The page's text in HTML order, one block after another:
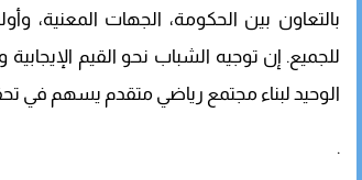
بالتعاون بين الحكومة، الجهات المعنية،
للجميع. إن توجيه الشباب نحو القيم
الوحيد لبناء مجتمع رياضي متقدم يسهم في
.